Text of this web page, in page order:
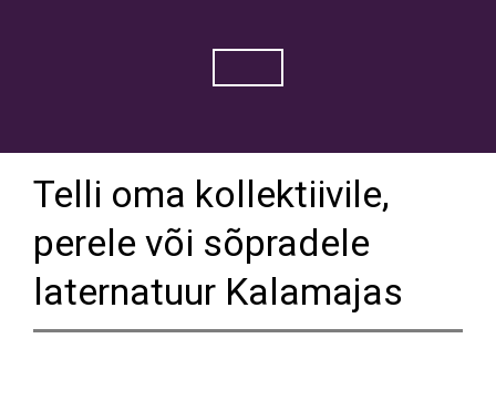
Telli oma kollektiivile,
perele või sõpradele
laternatuur Kalamajas